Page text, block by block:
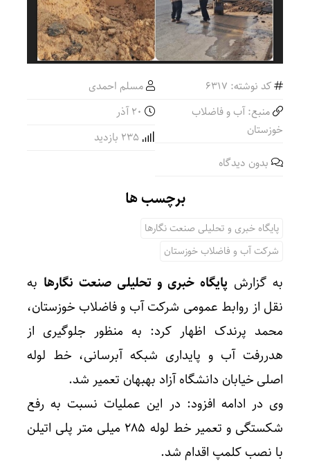
کد نوشته: 6317
مسلم احمدی
منبع: آب و فاضلاب
خوزستان
بدون دیدگاه
برچسب ها
پایگاه خبری و تحلیلی صنعت نگارها
شرکت آب و فاضلاب خوزستان
به گزارش پایگاه خبری و تحلیلی صنعت نگارها به
نقل از روابط عمومی شرکت آب و فاضلاب خوزستان،
محمد پرندک اظهار کرد: به منظور جلوگیری از
هدررفت آب و پایداری شبکه آبرسانی، خط لوله
اصلی خیابان دانشگاه آزاد بهبهان تعمیر شد‌.
وی در ادامه افزود: در این عملیات نسبت به رفع
شکستگی و تعمیر خط لوله ۲۸۵ میلی متر پلی اتیلن
با نصب کلمپ اقدام شد.